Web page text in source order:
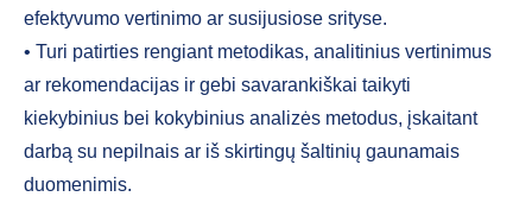
efektyvumo vertinimo ar susijusiose srityse.
• Turi patirties rengiant metodikas, analitinius vertinimus
ar rekomendacijas ir gebi savarankiškai taikyti
kiekybinius bei kokybinius analizės metodus, įskaitant
darbą su nepilnais ar iš skirtingų šaltinių gaunamais
duomenimis.